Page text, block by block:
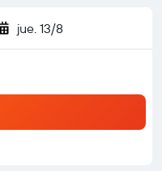
jue. 13/8